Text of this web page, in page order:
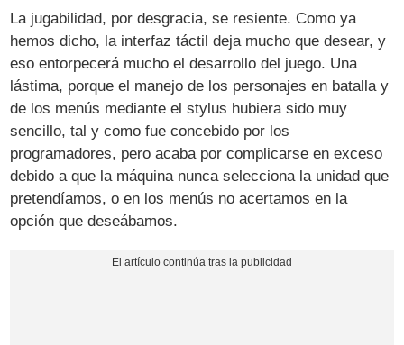
La jugabilidad, por desgracia, se resiente. Como ya
hemos dicho, la interfaz táctil deja mucho que desear, y
eso entorpecerá mucho el desarrollo del juego. Una
lástima, porque el manejo de los personajes en batalla y
de los menús mediante el stylus hubiera sido muy
sencillo, tal y como fue concebido por los
programadores, pero acaba por complicarse en exceso
debido a que la máquina nunca selecciona la unidad que
pretendíamos, o en los menús no acertamos en la
opción que deseábamos.